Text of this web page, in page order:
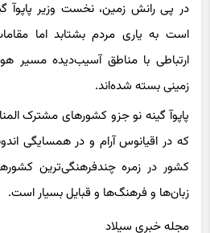
است بە یاری مردم بشتابد اما
ارتباطی با مناطق آسیب‌دیدە مسیر
زمینی بستە شدەاند.
پاپوآ گینه نو جزو کشورهای مشترک
که در اقیانوس آرام و در همسایگی
کشور در زمره چندفرهنگی‌ترین
زبان‌ها و فرهنگ‌ها و قبایل بسیار است.
مجله خبری سیلاد